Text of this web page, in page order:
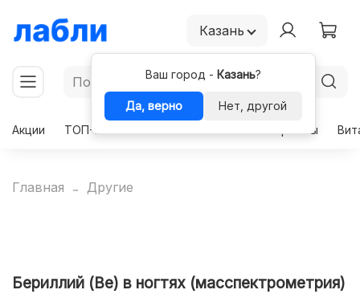
Казань
Ваш город - Казань?
Да, верно
Нет, другой
Акции
ТОП-50 Гормоны
Главная Другие
Бериллий (Be) в ногтях (масспектрометрия)